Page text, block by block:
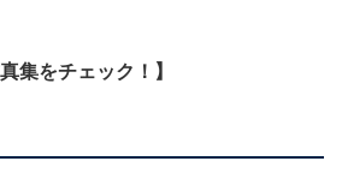
集をチェック！】